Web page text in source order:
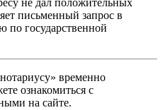
не дал положительных
письменный запрос в
по государственной
временно
ознакомиться с
на сайте.